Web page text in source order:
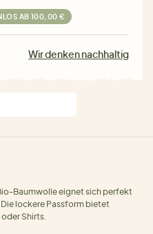
AB 100,00 €
Wir denken nachhaltig
Baumwolle eignet sich perfekt
lockere Passform bietet
Shirts.